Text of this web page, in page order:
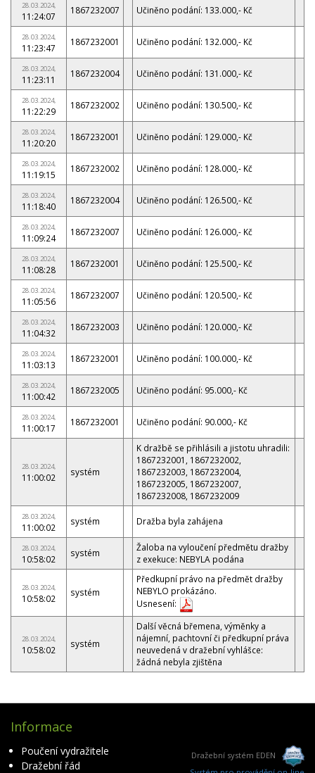
28.03.2024,
11:24:07
1867232007 Učiněno podání: 133.000,- Kč
28.03.2024,
11:23:47
1867232001 Učiněno podání: 132.000,- Kč
28.03.2024,
11:23:11
1867232004 Učiněno podání: 131.000,- Kč
28.03.2024,
11:22:29
1867232002 Učiněno podání: 130.500,- Kč
28.03.2024,
11:20:20
1867232001 Učiněno podání: 129.000,- Kč
28.03.2024,
11:19:15
1867232002 Učiněno podání: 128.000,- Kč
28.03.2024,
11:18:40
1867232004 Učiněno podání: 126.500,- Kč
28.03.2024,
11:09:24
1867232007 Učiněno podání: 126.000,- Kč
28.03.2024,
11:08:28
1867232001 Učiněno podání: 125.500,- Kč
28.03.2024,
11:05:56
1867232007 Učiněno podání: 120.500,- Kč
28.03.2024,
11:04:32
1867232003 Učiněno podání: 120.000,- Kč
28.03.2024,
11:03:13
1867232001 Učiněno podání: 100.000,- Kč
28.03.2024,
11:00:42
1867232005 Učiněno podání: 95.000,- Kč
28.03.2024,
11:00:17
1867232001 Učiněno podání: 90.000,- Kč
28.03.2024,
11:00:02 systém
K dražbě se přihlásili a jistotu uhradili:
1867232001, 1867232002,
1867232003, 1867232004,
1867232005, 1867232007,
1867232008, 1867232009
28.03.2024,
11:00:02
systém Dražba byla zahájena
28.03.2024,
10:58:02
systém
Žaloba na vyloučení předmětu dražby
z exekuce: NEBYLA podána
28.03.2024,
10:58:02
systém
Předkupní právo na předmět dražby
NEBYLO prokázáno.
Usnesení:
28.03.2024,
10:58:02
systém
Další věcná břemena, výměnky a
nájemní, pachtovní či předkupní práva
neuvedená v dražební vyhlášce:
žádná nebyla zjištěna
Informace
Poučení vydražitele
Dražební řád
Dražební systém EDEN